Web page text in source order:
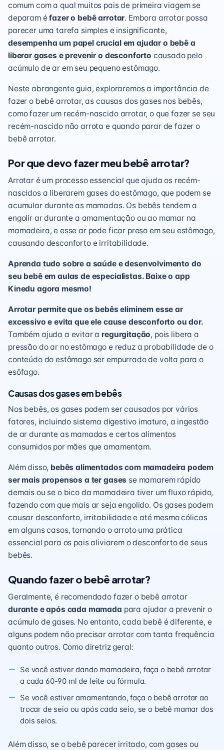
comum com a qual muitos pais de primeira viagem se
deparam éfazer o bebê arrotar. Embora arrotar possa
parecer uma tarefa simples e insignificante,
desempenha um papel crucial em ajudar o bebê a
liberar gases e prevenir o desconforto causado pelo
acúmulo de ar em seu pequeno estômago.
Neste abrangente guia, exploraremos a importância de
fazer o bebê arrotar, as causas dos gases nos bebês,
como fazer um recém-nascido arrotar, o que fazer se seu
recém-nascido não arrota e quando parar de fazer o
bebê arrotar.
Por que devo fazer meu bebê arrotar?
Arrotar é um processo essencial que ajuda os recém-
nascidos a liberarem gases do estômago, que podem se
acumular durante as mamadas. Os bebês tendem a
engolir ar durante a amamentação ou ao mamar na
mamadeira, e esse ar pode ficar preso em seu estômago,
causando desconforto e irritabilidade.
Aprenda tudo sobre a saúde e desenvolvimento do
seu bebê em aulas de especialistas. Baixe o app
Kinedu agora mesmo!
Arrotar permite que os bebês eliminem esse ar
excessivo e evita que ele cause desconforto ou dor.
Também ajuda a evitar a regurgitação, pois libera a
pressão do ar no estômago e reduz a probabilidade de o
conteúdo do estômago ser empurrado de volta para o
esôfago.
Causas dos gases em bebês
Nos bebês, os gases podem ser causados por vários
fatores, incluindo sistema digestivo imaturo, a ingestão
de ar durante as mamadas e certos alimentos
consumidos por mães que amamentam.
Além disso, bebês alimentados com mamadeira podem
ser mais propensos a ter gases se mamarem rápido
demais ou se o bico da mamadeira tiver um fluxo rápido,
fazendo com que mais ar seja engolido. Os gases podem
causar desconforto, irritabilidade e até mesmo cólicas
em alguns casos, tornando o arroto uma prática
essencial para os pais aliviarem o desconforto de seus
bebês.
Quando fazer o bebê arrotar?
Geralmente, é recomendado fazer o bebê arrotar
durante e após cada mamada para ajudar a prevenir o
acúmulo de gases. No entanto, cada bebê é diferente, e
alguns podem não precisar arrotar com tanta frequência
quanto outros. Como diretriz geral:
Se você estiver dando mamadeira, faça o bebê arrotar
a cada 60-90 ml de leite ou fórmula.
Se você estiver amamentando, faça o bebê arrotar ao
trocar de seio ou após cada seio, se o bebê mamar dos
dois seios.
Além disso, se o bebê parecer irritado, com gases ou